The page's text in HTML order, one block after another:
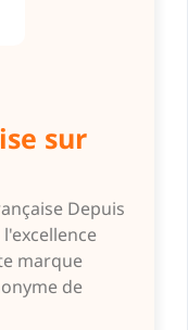
sur
Depuis
marque
de